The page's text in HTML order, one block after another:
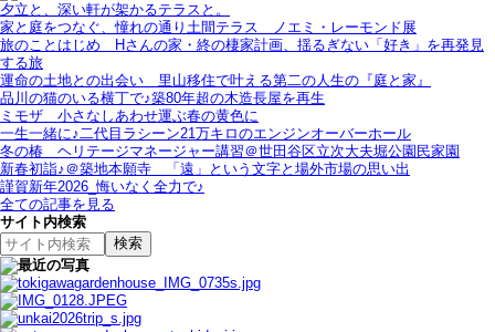
夕立と、深い軒が架かるテラスと。
家と庭をつなぐ、憧れの通り土間テラス＿ノエミ・レーモンド展
旅のことはじめ＿Hさんの家・終の棲家計画、揺るぎない「好き」を再発見
する旅
運命の土地との出会い＿里山移住で叶える第二の人生の『庭と家』
品川の猫のいる横丁で♪築80年超の木造長屋を再生
ミモザ＿小さなしあわせ運ぶ春の黄色に
一生一緒に♪二代目ラシーン21万キロのエンジンオーバーホール
冬の椿＿ヘリテージマネージャー講習＠世田谷区立次大夫堀公園民家園
新春初詣♪＠築地本願寺＿「遠」という文字と場外市場の思い出
謹賀新年2026_悔いなく全力で♪
全ての記事を見る
サイト内検索